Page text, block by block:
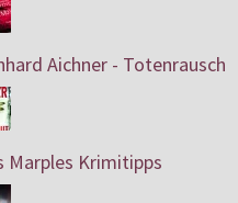
Aichner - Totenrausch
Marples Krimitipps